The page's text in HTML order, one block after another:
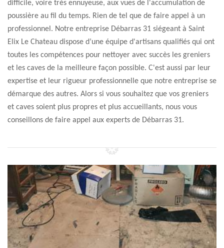
difficile, voire très ennuyeuse, aux vues de l'accumulation de
poussière au fil du temps. Rien de tel que de faire appel à un
professionnel. Notre entreprise Débarras 31 siégeant à Saint
Elix Le Chateau dispose d’une équipe d'artisans qualifiés qui ont
toutes les compétences pour nettoyer avec succès les greniers
et les caves de la meilleure façon possible. C'est aussi par leur
expertise et leur rigueur professionnelle que notre entreprise se
démarque des autres. Alors si vous souhaitez que vos greniers
et caves soient plus propres et plus accueillants, nous vous
conseillons de faire appel aux experts de Débarras 31.